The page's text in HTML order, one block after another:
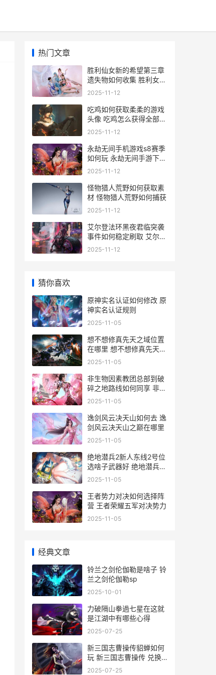
热门文章
胜利仙女新的希望第三章
遗失物如何收集 胜利女神
在哪里发现的
2025-11-12
吃鸡如何获取柔柔的游戏
头像 吃鸡怎么获得全部皮
肤
2025-11-12
永劫无间手机游戏s8赛季
如何玩 永劫无间手游下载
链接网址
2025-11-12
怪物猎人荒野如何获取素
材 怪物猎人荒野如何捕获
2025-11-12
艾尔登法环黑夜君临突袭
事件如何稳定刷取 艾尔登
法环黑夜君临
2025-11-12
猜你喜欢
原神实名认证如何修改 原
神实名认证规则
2025-11-05
想不想修真先天之域位置
在哪里 想不想修真先天之
精
2025-11-05
非生物因素教团总部到破
碎之地路线如何同享 非生
物因素教团钥匙
2025-11-05
逸剑风云决天山如何去 逸
剑风云决天山之巅在哪里
2025-11-05
绝地潜兵2新人东线2号位
选啥子武器好 绝地潜兵2
新人武器推荐
2025-11-05
王者势力对决如何选择阵
营 王者荣耀五军对决势力
2025-11-05
经典文章
铃兰之剑伦伽勒是啥子 铃
兰之剑伦伽勒sp
2025-10-01
力破隔山拳過七星在这就
是江湖中有哪些心得
2025-07-25
新三国志曹操传貂蝉如何
玩 新三国志曹操传 兑换
码
2025-07-25